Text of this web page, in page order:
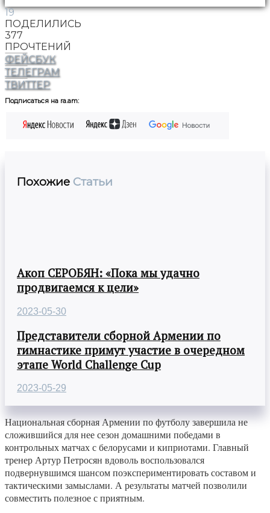
19
ПОДЕЛИЛИСЬ
377
ПРОЧТЕНИЙ
ФЕЙСБУК
ТЕЛЕГРАМ
ТВИТТЕР
Подписаться на ra.am:
Похожие Статьи
Акоп СЕРОБЯН: «Пока мы удачно
продвигаемся к цели»
2023-05-30
Представители сборной Армении по
гимнастике примут участие в очередном
этапе World Challenge Cup
2023-05-29
Национальная сборная Армении по футболу завершила не
сложившийся для нее сезон домашними победами в
контрольных матчах с белорусами и киприотами. Главный
тренер Артур Петросян вдоволь воспользовался
подвернувшимся шансом поэкспериментировать составом и
тактическими замыслами. А результаты матчей позволили
совместить полезное с приятным.